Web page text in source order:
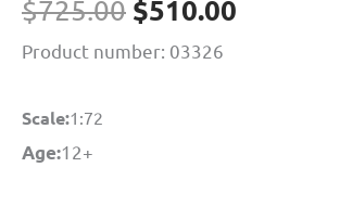
$725.00 El
precio
$510.00
Product number: 03326
Scale:1:72
Age:12+